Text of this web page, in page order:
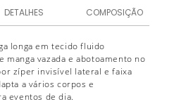
DETALHES COMPOSIÇÃO
longa em tecido fluido
manga vazada e abotoamento no
zíper invisível lateral e faixa
a vários corpos e
eventos de dia.